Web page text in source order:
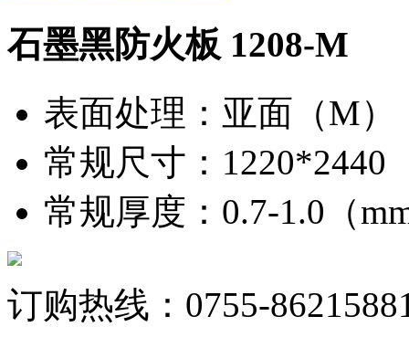
石墨黑防火板 1208-M
表面处理 ： 亚面（M）
常规尺寸 ： 1220*2440
常规厚度 ： 0.7-1.0（
订购热线：0755-